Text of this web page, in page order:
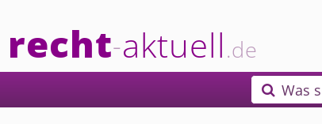
recht-aktuell.de
 Was